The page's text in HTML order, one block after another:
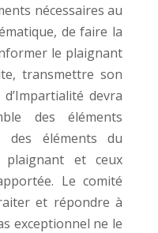
nécessaires au
de faire la
le plaignant
transmettre son
devra
des éléments
des éléments du
et ceux
Le comité
et répondre à
exceptionnel ne le